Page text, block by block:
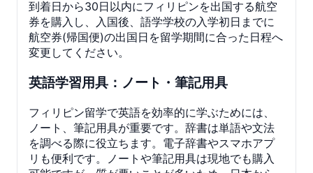
到着日から30日以内にフィリピンを出国する航空
券を購入し、入国後、語学学校の入学初日までに
航空券(帰国便)の出国日を留学期間に合った日程へ
変更してください。
英語学習用具：ノート・筆記用具
フィリピン留学で英語を効率的に学ぶためには、
ノート、筆記用具が重要です。辞書は単語や文法
を調べる際に役立ちます。電子辞書やスマホアプ
リも便利です。ノートや筆記用具は現地でも購入